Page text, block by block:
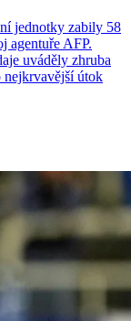
jednotky zabily 58
agentuře AFP.
uváděly zhruba
nejkrvavější útok